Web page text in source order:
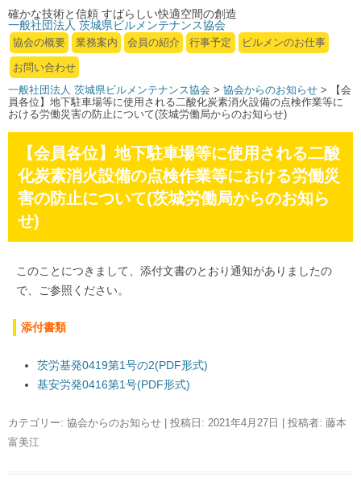
確かな技術と信頼 すばらしい快適空間の創造
一般社団法人 茨城県ビルメンテナンス協会
協会の概要 業務案内 会員の紹介 行事予定 ビルメンのお仕事
お問い合わせ
一般社団法人 茨城県ビルメンテナンス協会 > 協会からのお知らせ > 【会
員各位】地下駐車場等に使用される二酸化炭素消火設備の点検作業等に
おける労働災害の防止について(茨城労働局からのお知らせ)
【会員各位】地下駐車場等に使用される二酸
化炭素消火設備の点検作業等における労働災
害の防止について(茨城労働局からのお知ら
せ)
このことにつきまして、添付文書のとおり通知がありましたの
で、ご参照ください。
添付書類
茨労基発0419第1号の2(PDF形式)
基安労発0416第1号(PDF形式)
カテゴリー: 協会からのお知らせ | 投稿日: 2021年4月27日 投稿者: 藤本
富美江